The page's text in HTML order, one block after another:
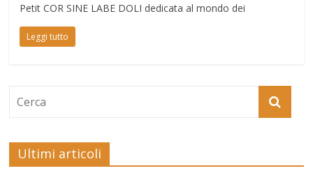
Petit COR SINE LABE DOLI dedicata al mondo dei
Leggi tutto
Ultimi articoli